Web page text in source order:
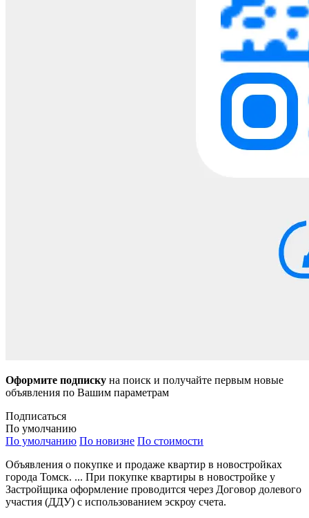
Оформите подписку на поиск и получайте первым новые
объявления по Вашим параметрам
Подписаться
По умолчанию
По умолчанию По новизне По стоимости
Объявления о покупке и продаже квартир в новостройках
города Томск. ... При покупке квартиры в новостройке у
Застройщика оформление проводится через Договор долевого
участия (ДДУ) с использованием эскроу счета.